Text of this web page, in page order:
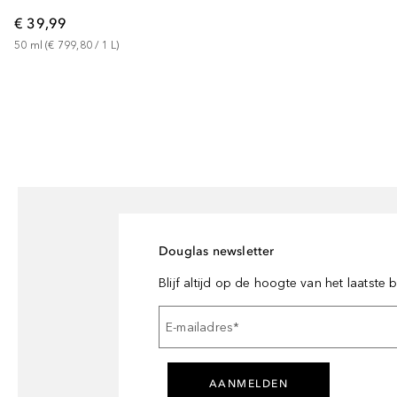
€ 39,99
50 ml (€ 799,80 / 1 L)
Douglas newsletter
Blijf altijd op de hoogte van het laatste
E-mailadres*
AANMELDEN